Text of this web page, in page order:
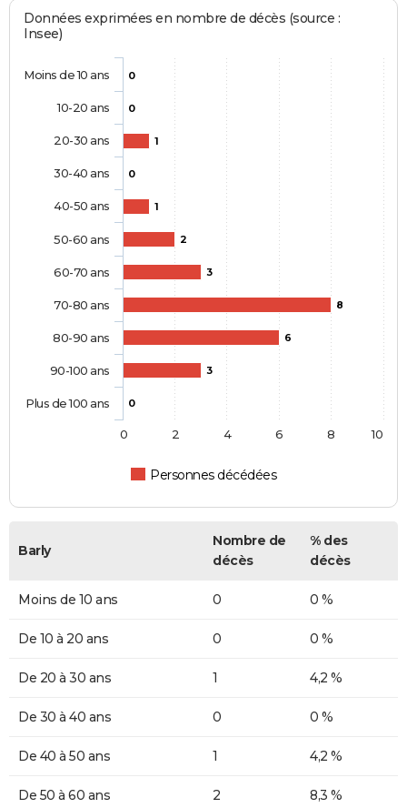
Données exprimées en nombre de décès (source :
Insee)
0
0
1
0
1
2
3
8
6
3
0
Personnes décédées
Moins de 10 ans
10-20 ans
20-30 ans
30-40 ans
40-50 ans
50-60 ans
60-70 ans
70-80 ans
80-90 ans
90-100 ans
Plus de 100 ans
0 2 4 6 8 10
Barly
Nombre de
décès
% des
décès
Moins de 10 ans 0 0 %
De 10 à 20 ans 0 0 %
De 20 à 30 ans 1 4,2 %
De 30 à 40 ans 0 0 %
De 40 à 50 ans 1 4,2 %
De 50 à 60 ans 2 8,3 %